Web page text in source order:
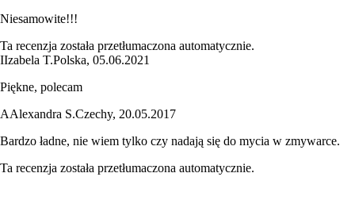
Niesamowite!!!
Ta recenzja została przetłumaczona automatycznie.
IIzabela T.Polska, 05.06.2021
Piękne, polecam
AAlexandra S.Czechy, 20.05.2017
Bardzo ładne, nie wiem tylko czy nadają się do mycia w zmywarce.
Ta recenzja została przetłumaczona automatycznie.